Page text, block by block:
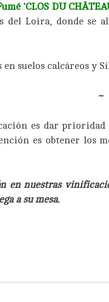
‘CLOS DU
del Loira, donde
en suelos calcáreos y
~
es dar
es obtener
en nuestras
a su mesa.